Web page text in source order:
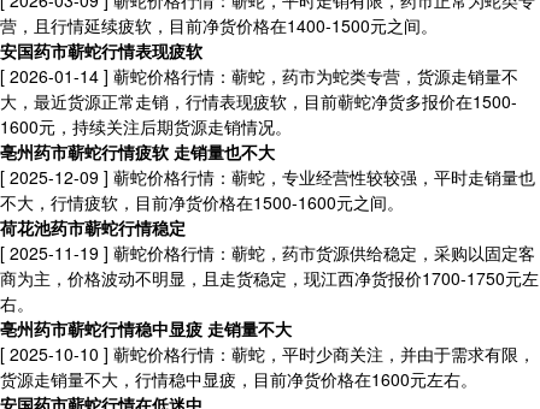
营，且行情延续疲软，目前净货价格在1400-1500元之间。
安国药市蕲蛇行情表现疲软
[ 2026-01-14 ] 蕲蛇价格行情：蕲蛇，药市为蛇类专营，货源走销量不
大，最近货源正常走销，行情表现疲软，目前蕲蛇净货多报价在1500-
1600元，持续关注后期货源走销情况。
亳州药市蕲蛇行情疲软 走销量也不大
[ 2025-12-09 ] 蕲蛇价格行情：蕲蛇，专业经营性较较强，平时走销量也
不大，行情疲软，目前净货价格在1500-1600元之间。
荷花池药市蕲蛇行情稳定​
[ 2025-11-19 ] 蕲蛇价格行情：蕲蛇，药市货源供给稳定，采购以固定客
商为主，价格波动不明显，且走货稳定，现江西净货报价1700-1750元左
右。
亳州药市蕲蛇行情稳中显疲 走销量不大
[ 2025-10-10 ] 蕲蛇价格行情：蕲蛇，平时少商关注，并由于需求有限，
货源走销量不大，行情稳中显疲，目前净货价格在1600元左右。
安国药市蕲蛇行情在低迷中